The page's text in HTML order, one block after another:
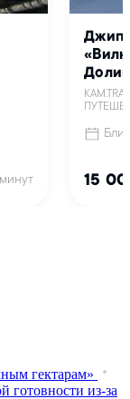
гектарам»
из‑за